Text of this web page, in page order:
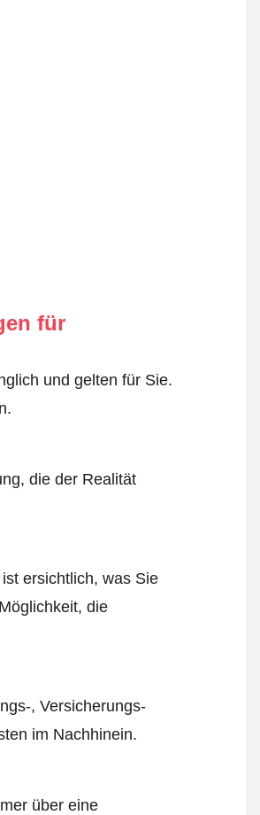
für
und gelten für Sie.
die der Realität
ersichtlich, was Sie
die
, Versicherungs-
im Nachhinein.
über eine